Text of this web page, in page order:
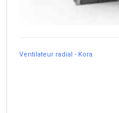
Ventilateur radial - Kora